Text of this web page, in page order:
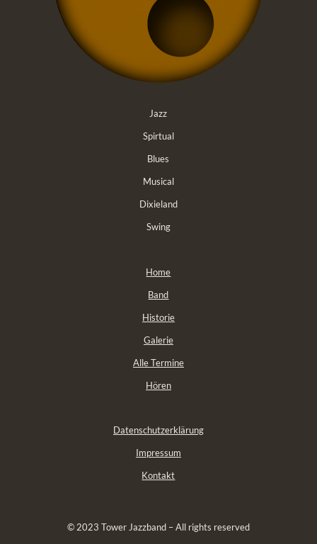
Jazz
Spirtual
Blues
Musical
Dixieland
Swing
Home
Band
Historie
Galerie
Alle Termine
Hören
Datenschutzerklärung
Impressum
Kontakt
© 2023 Tower Jazzband – All rights reserved